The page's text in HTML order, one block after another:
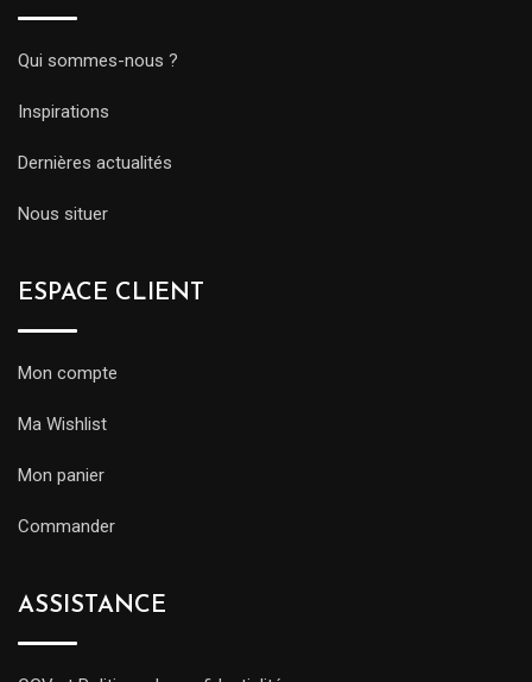
Qui sommes-nous ?
Inspirations
Dernières actualités
Nous situer
ESPACE CLIENT
Mon compte
Ma Wishlist
Mon panier
Commander
ASSISTANCE